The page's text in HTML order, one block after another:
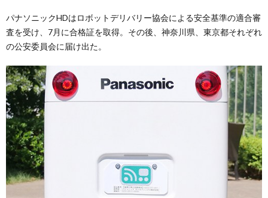
パナソニックHDはロボットデリバリー協会による安全基準の適合審
査を受け、7月に合格証を取得。その後、神奈川県、東京都それぞれ
の公安委員会に届け出た。